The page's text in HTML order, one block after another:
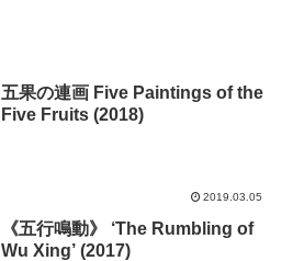
五果の連画 Five Paintings of the
Five Fruits (2018)
2019.03.05
《五行鳴動》 ‘The Rumbling of
Wu Xing’ (2017)